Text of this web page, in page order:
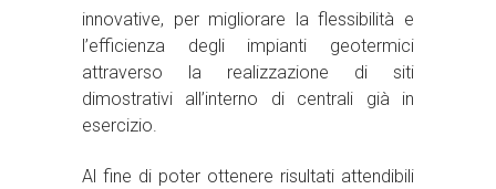
innovative, per migliorare la flessibilità e
l’efficienza degli impianti geotermici
attraverso la realizzazione di siti
dimostrativi all’interno di centrali già in
esercizio.
Al fine di poter ottenere risultati attendibili